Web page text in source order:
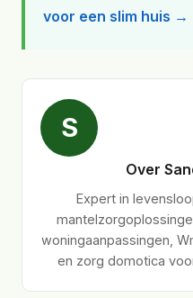
voor een slim huis →
S
Over
Expert in
woningaanpassingen,
en zorg domotica